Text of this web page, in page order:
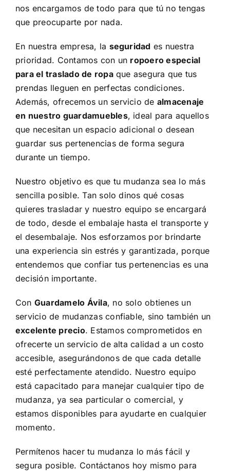
nos encargamos de todo para que tú no tengas
que preocuparte por nada.
En nuestra empresa, la seguridad es nuestra
prioridad. Contamos con un ropoero especial
para el traslado de ropaque asegura que tus
prendas lleguen en perfectas condiciones.
Además, ofrecemos un servicio de almacenaje
en nuestro guardamuebles, ideal para aquellos
que necesitan un espacio adicional o desean
guardar sus pertenencias de forma segura
durante un tiempo.
Nuestro objetivo es que tu mudanza sea lo más
sencilla posible. Tan solo dinos qué cosas
quieres trasladar y nuestro equipo se encargará
de todo, desde el embalaje hasta el transporte y
el desembalaje. Nos esforzamos por brindarte
una experiencia sin estrés y garantizada, porque
entendemos que confiar tus pertenencias es una
decisión importante.
Con Guardamelo Ávila, no solo obtienes un
servicio de mudanzas confiable, sino también un
excelente precio. Estamos comprometidos en
ofrecerte un servicio de alta calidad a un costo
accesible, asegurándonos de que cada detalle
esté perfectamente atendido. Nuestro equipo
está capacitado para manejar cualquier tipo de
mudanza, ya sea particular o comercial, y
estamos disponibles para ayudarte en cualquier
momento.
Permítenos hacer tu mudanza lo más fácil y
segura posible. Contáctanos hoy mismo para